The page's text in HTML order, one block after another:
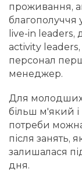
проживання,
благополуччя
live-in leaders,
activity
персонал
менеджер.
Для молодших
більш м'який
потреби
після занять,
залишалася
дня.